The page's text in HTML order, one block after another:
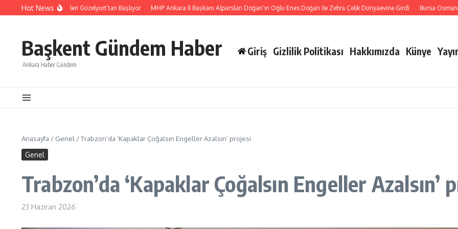
İçeriğe atlaHot News
İlçe Kongreleri Güzelyurt’tan Başlıyor MHP Ankara İl Başkanı Alparslan Doğan’ın Oğlu Enes Doğan ile Zehra Çelik Dünyaevine Girdi Bursa
Başkent Gündem Haber
Ankara Haber Gündem
Giriş Gizlilik Politikası Hakkımızda Künye
Anasayfa / Genel /Trabzon’da ‘Kapaklar Çoğalsın Engeller Azalsın’ projesi
Genel
Trabzon’da ‘Kapaklar Çoğalsın Engeller Azalsın’
23 Haziran 2026